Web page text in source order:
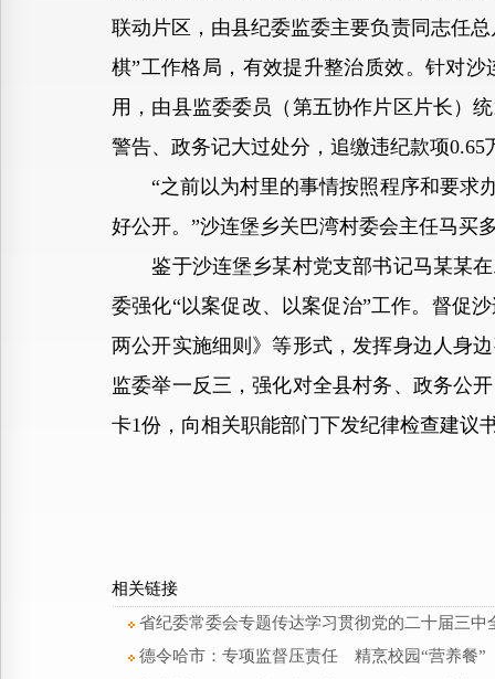
联动片区，由县纪委监委主要负责同志任
棋”工作格局，有效提升整治质效。针对
用，由县监委委员（第五协作片区片长）
警告、政务记大过处分，追缴违纪款项0.65
“之前以为村里的事情按照程序和要求办
好公开。”沙连堡乡关巴湾村委会主任马买
鉴于沙连堡乡某村党支部书记马某某在
委强化“以案促改、以案促治”工作。督促
两公开实施细则》等形式，发挥身边人身
监委举一反三，强化对全县村务、政务公
卡1份，向相关职能部门下发纪律检查建议
相关链接
省纪委常委会专题传达学习贯彻党的二十届三中
德令哈市：专项监督压责任 精烹校园“营养餐”